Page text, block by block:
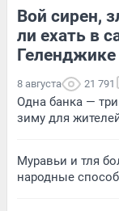
Вой сирен,
ли ехать в
8 августа 21 791
Одна банка —
зиму для
Муравьи и тля
народные